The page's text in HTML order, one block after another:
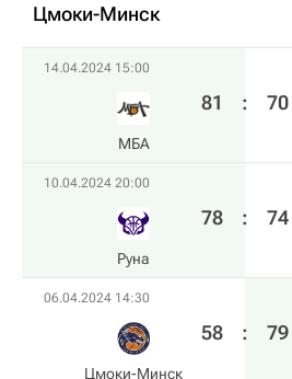
Цмоки-Минск
14.04.2024 15:00
МБА
81 : 70
10.04.2024 20:00
Руна
78 : 74
06.04.2024 14:30
Цмоки-Минск
58 : 79